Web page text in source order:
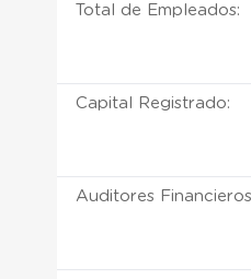
Total de Empleados:
Capital Registrado:
Auditores